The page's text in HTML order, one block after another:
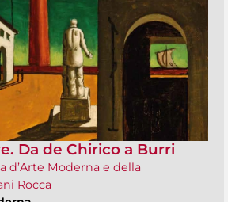
Da de Chirico a Burri
d’Arte Moderna e della
Rocca